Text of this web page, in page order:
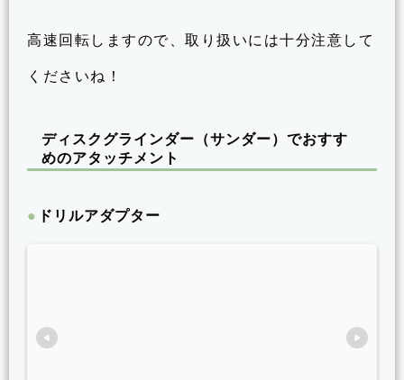
高速回転しますので、取り扱いには十分注意して
くださいね！
ディスクグラインダー（サンダー）でおすす
めのアタッチメント
ドリルアダプター